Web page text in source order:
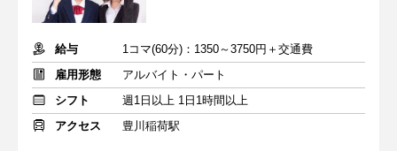
給与
1コマ(60分)：1350～3750円＋交通費
雇用形態
アルバイト・パート
シフト
週1日以上 1日1時間以上
アクセス
豊川稲荷駅